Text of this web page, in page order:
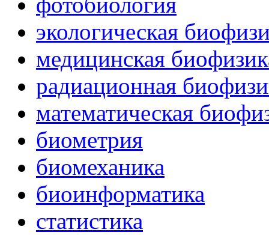
экологическая
медицинская
радиационная
математическая
биометрия
биомеханика
биоинформатика
статистика